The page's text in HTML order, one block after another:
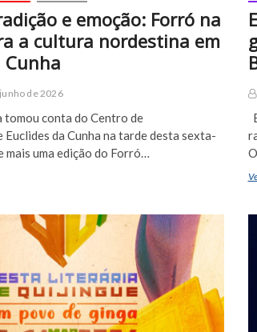
e emoção: Forró na
a cultura nordestina em
Cunha
de 2026
tomou conta do Centro de
Euclides da Cunha na tarde desta sexta-
mais uma edição do Forró…